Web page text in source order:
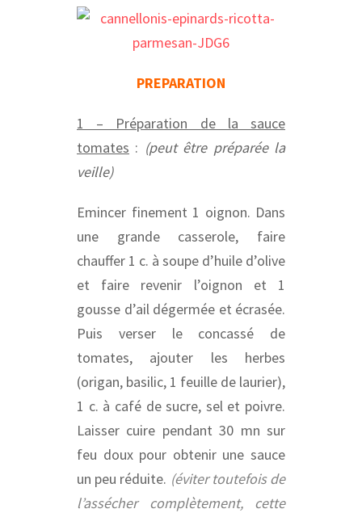
PREPARATION
1 – Préparation de la sauce
tomates : (peut être préparée la
veille)
Emincer finement 1 oignon. Dans
une grande casserole, faire
chauffer 1 c. à soupe d’huile d’olive
et faire revenir l’oignon et 1
gousse d’ail dégermée et écrasée.
Puis verser le concassé de
tomates, ajouter les herbes
(origan, basilic, 1 feuille de laurier),
1 c. à café de sucre, sel et poivre.
Laisser cuire pendant 30 mn sur
feu doux pour obtenir une sauce
un peu réduite. (éviter toutefois de
l’assécher complètement, cette